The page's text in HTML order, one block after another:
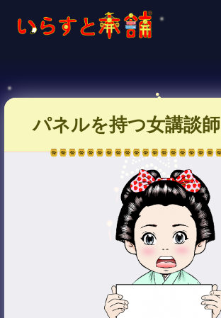
パネルを持つ女講談師